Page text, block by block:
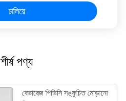
চালিয়ে
শীর্ষ পণ্য
বেভারেজ পিভিসি সঙ্কুচিত মোড়ানো